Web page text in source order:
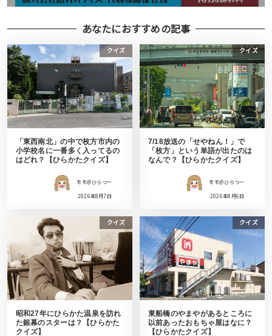
あなたにおすすめの記事
クイズ
「東西南北」の中で枚方市内の
小学校名に一番多く入ってるの
はどれ？【ひらかたクイズ】
モモ＠ひらつー
2026年8月7日
クイズ
7/18放送の「せやねん！」で
「枚方」という単語が出たのは
なんで？【ひらかたクイズ】
モモ＠ひらつー
2026年8月6日
クイズ
昭和27年にひらかた温泉を訪れ
た銀幕のスターは？【ひらかた
クイズ】
クイズ
東船橋のやまやがあるところに
以前あったおもちゃ屋はなに？
【ひらかたクイズ】